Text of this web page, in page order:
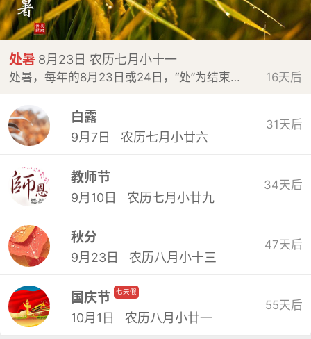
处暑 8月23日 农历七月小十一
处暑，每年的8月23日或24日，“处”为结束的意思，至暑气即将结束，天气将变得凉爽了。由于正值秋收之际，降水十分宝贵。处是终止、躲藏的意思。处暑是表示炎热的暑天结束。 16天后
31天后
白露
9月7日 农历七月小廿六
34天后
教师节
9月10日 农历七月小廿九
47天后
秋分
9月23日 农历八月小十三
55天后
国庆节 七天假
10月1日 农历八月小廿一